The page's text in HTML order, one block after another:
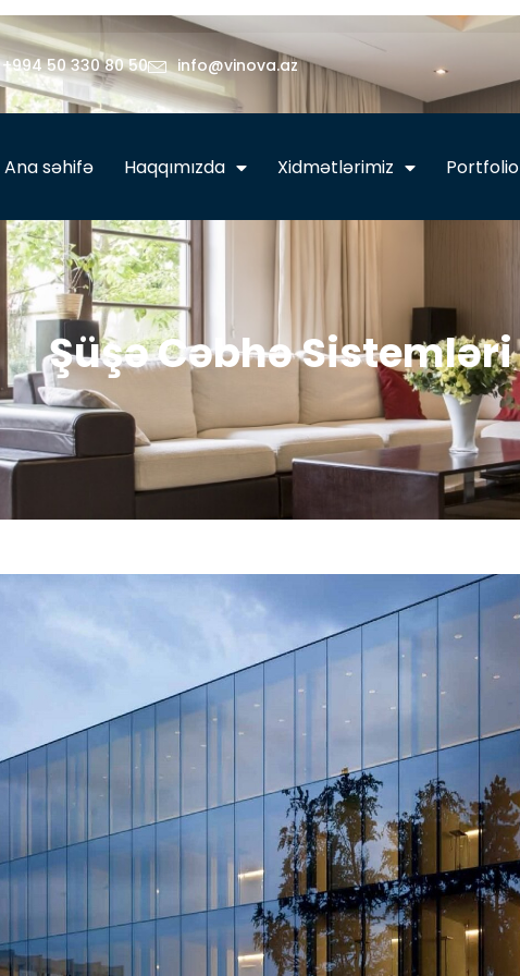
+994 50 330 80 50 info@vinova.az
Ana səhifə Haqqımızda Xidmətlərimiz Portfolio
Şüşə Cəbhə Sistemləri